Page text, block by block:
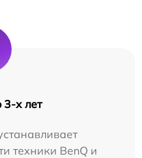
3-х лет
техники BenQ и